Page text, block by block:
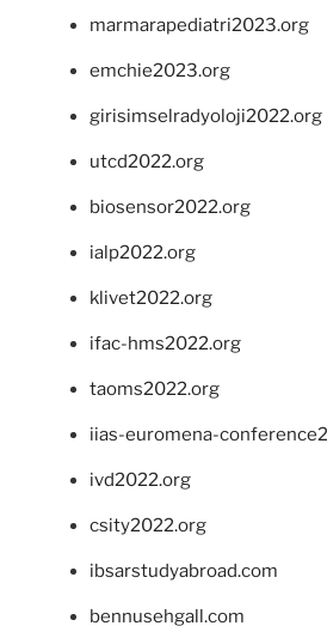
marmarapediatri2023.org
emchie2023.org
girisimselradyoloji2022.org
utcd2022.org
biosensor2022.org
ialp2022.org
klivet2022.org
ifac-hms2022.org
taoms2022.org
iias-euromena-
ivd2022.org
csity2022.org
ibsarstudyabroad.com
bennusehgall.com